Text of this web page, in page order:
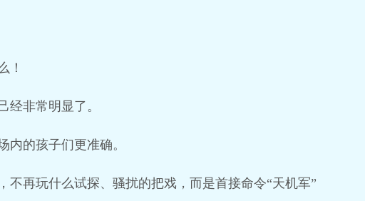
！
经非常明显了。
内的孩子们更准确。
不再玩什么试探、骚扰的把戏，而是首接命令“天机军”